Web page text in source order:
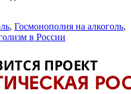
, Госмонополия на алкоголь,
в России